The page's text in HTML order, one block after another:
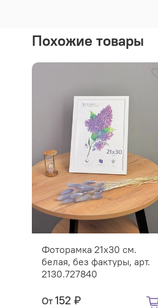
Похожие товары
Фоторамка 21х30 см.
белая, без фактуры, арт.
2130.727840
От 152 ₽